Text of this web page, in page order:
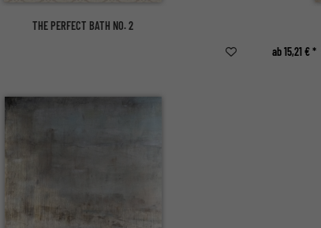
THE PERFECT BATH NO. 2
ab 15,21 € *